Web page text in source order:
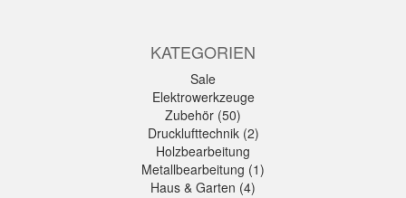
KATEGORIEN
Sale
Elektrowerkzeuge
Zubehör (50)
Drucklufttechnik (2)
Holzbearbeitung
Metallbearbeitung (1)
Haus & Garten (4)